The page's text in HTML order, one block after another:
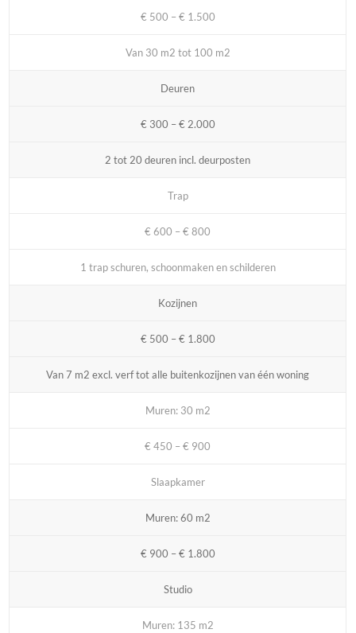
€ 500 – € 1.500
Van 30 m2 tot 100 m2
Deuren
€ 300 – € 2.000
2 tot 20 deuren incl. deurposten
Trap
€ 600 – € 800
1 trap schuren, schoonmaken en schilderen
Kozijnen
€ 500 – € 1.800
Van 7 m2 excl. verf tot alle buitenkozijnen van één woning
Muren: 30 m2
€ 450 – € 900
Slaapkamer
Muren: 60 m2
€ 900 – € 1.800
Studio
Muren: 135 m2